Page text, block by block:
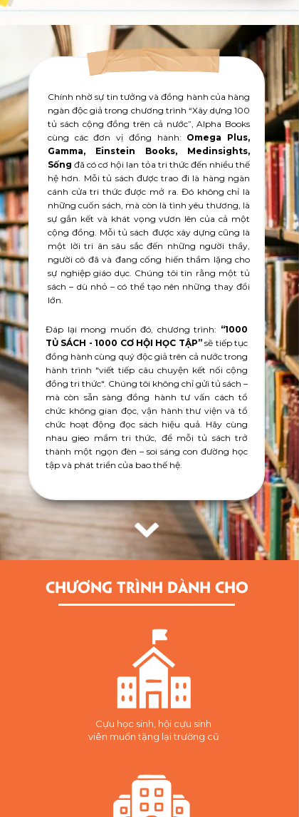
Chính nhờ sự tin tưởng và đồng hành của hàng
ngàn độc giả trong chương trình “Xây dựng 100
tủ sách cộng đồng trên cả nước”, Alpha Books
cùng các đơn vị đồng hành: Omega Plus,
Gamma, Einstein Books, Medinsights,
Sống đã có cơ hội lan tỏa tri thức đến nhiều thế
hệ hơn. Mỗi tủ sách được trao đi là hàng ngàn
cánh cửa tri thức được mở ra. Đó không chỉ là
những cuốn sách, mà còn là tình yêu thương, là
sự gắn kết và khát vọng vươn lên của cả một
cộng đồng. Mỗi tủ sách được xây dựng cũng là
một lời tri ân sâu sắc đến những người thầy,
người cô đã và đang cống hiến thầm lặng cho
sự nghiệp giáo dục. Chúng tôi tin rằng một tủ
sách – dù nhỏ – có thể tạo nên những thay đổi
lớn.
Đáp lại mong muốn đó, chương trình: “1000
TỦ SÁCH - 1000 CƠ HỘI HỌC TẬP”sẽ tiếp tục
đồng hành cùng quý độc giả trên cả nước trong
hành trình "viết tiếp câu chuyện kết nối cộng
đồng tri thức". Chúng tôi không chỉ gửi tủ sách –
mà còn sẵn sàng đồng hành tư vấn cách tổ
chức không gian đọc, vận hành thư viện và tổ
chức hoạt động đọc sách hiệu quả. Hãy cùng
nhau gieo mầm tri thức, để mỗi tủ sách trở
thành một ngọn đèn – soi sáng con đường học
tập và phát triển của bao thế hệ.
Cựu học sinh, hội cựu sinh
viên muốn tặng lại trường cũ
CHƯƠNG TRÌNH DÀNH CHO